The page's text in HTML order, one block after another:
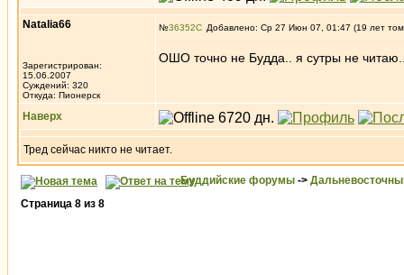
Natalia66
Зарегистрирован:
15.06.2007
Суждений: 320
Откуда: Пионерск
№36352 Добавлено: Ср 27 Июн 07, 01:47 (19 лет
ОШО точно не Будда.. я сутры не
Наверх
Тред сейчас никто не читает.
Буддийские форумы ->
Страница 8 из 8